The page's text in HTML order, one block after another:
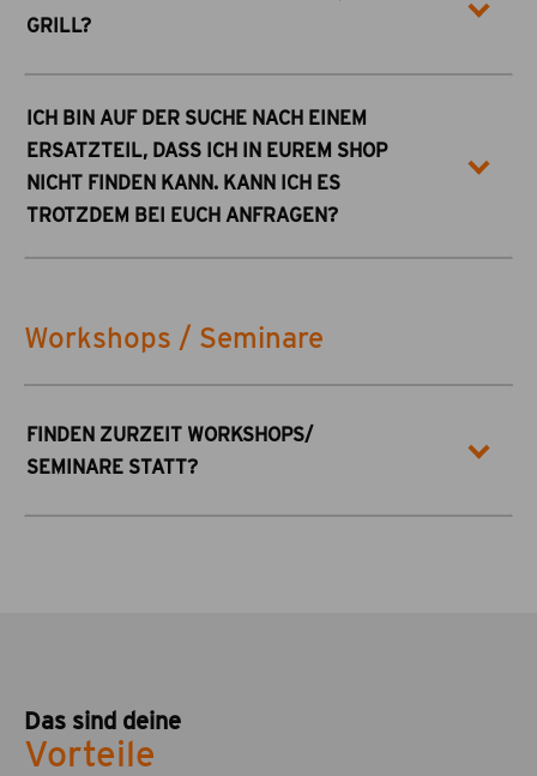
GRILL?
ICH BIN AUF DER SUCHE NACH EINEM
ERSATZTEIL, DASS ICH IN EUREM SHOP
NICHT FINDEN KANN. KANN ICH ES
TROTZDEM BEI EUCH ANFRAGEN?
Workshops / Seminare
FINDEN ZURZEIT WORKSHOPS/
SEMINARE STATT?
Das sind deine
Vorteile